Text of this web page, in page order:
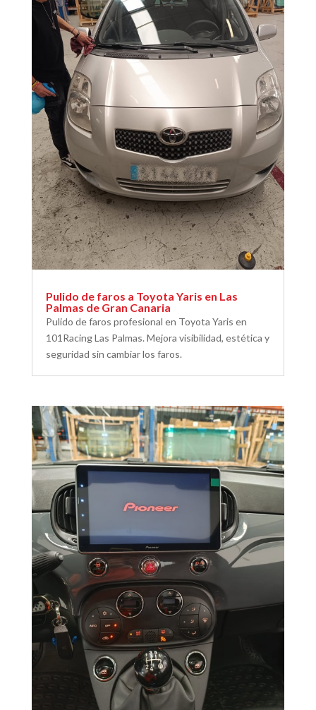
Pulido de faros a Toyota Yaris en Las
Palmas de Gran Canaria
Pulido de faros profesional en Toyota Yaris en
101Racing Las Palmas. Mejora visibilidad, estética y
seguridad sin cambiar los faros.